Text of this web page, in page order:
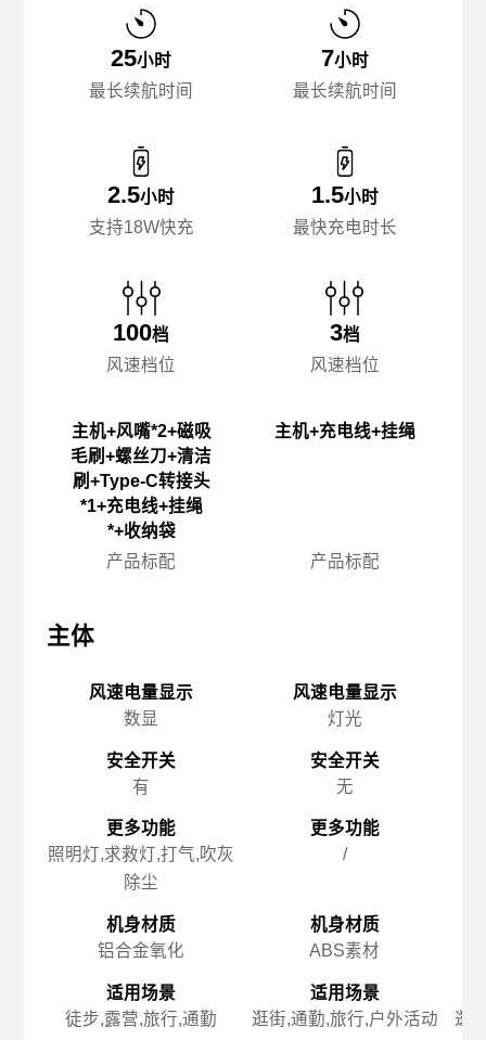
25小时
最长续航时间
2.5小时
支持18W快充
100档
风速档位
主机+风嘴*2+磁吸
毛刷+螺丝刀+清洁
刷+Type-C转接头
*1+充电线+挂绳
*+收纳袋
产品标配
主体
风速电量显示
数显
安全开关
有
更多功能
照明灯,求救灯,打气,吹灰
除尘
机身材质
铝合金氧化
适用场景
徒步,露营,旅行,通勤
7小时
最长续航时间
1.5小时
最快充电时长
3档
风速档位
主机+充电线+挂绳
产品标配
风速电量显示
灯光
安全开关
无
更多功能
/
机身材质
ABS素材
适用场景
逛街,通勤,旅行,户外活动
逛